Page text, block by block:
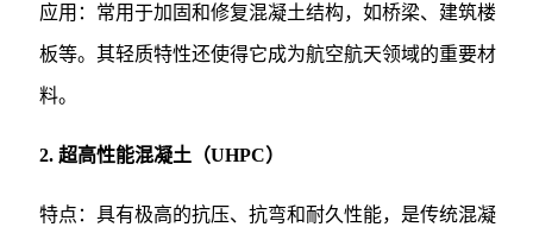
应用：常用于加固和修复混凝土结构，如桥梁、建筑楼
板等。其轻质特性还使得它成为航空航天领域的重要材
料。
2. 超高性能混凝土（UHPC）
特点：具有极高的抗压、抗弯和耐久性能，是传统混凝